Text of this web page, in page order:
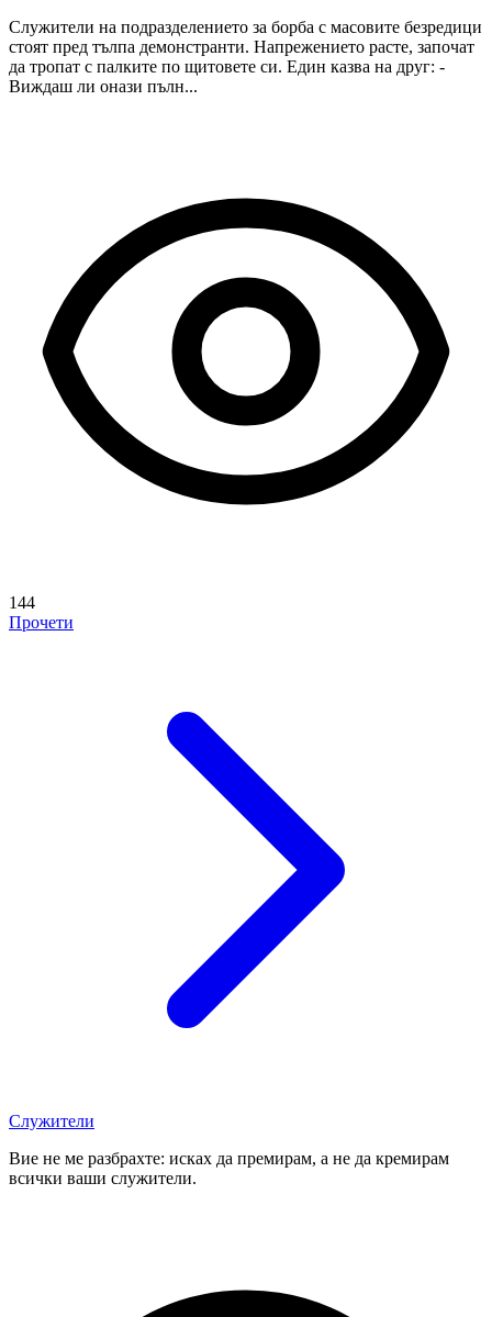
Служители на подразделението за борба с масовите безредици
стоят пред тълпа демонстранти. Напрежението расте, започат
да тропат с палките по щитовете си. Един казва на друг: -
Виждаш ли онази пълн...
144
Прочети
Служители
Вие не ме разбрахте: исках да премирам, а не да кремирам
всички ваши служители.